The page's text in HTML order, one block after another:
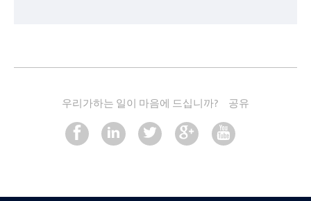
우리가하는 일이 마음에 드십니까? 공유